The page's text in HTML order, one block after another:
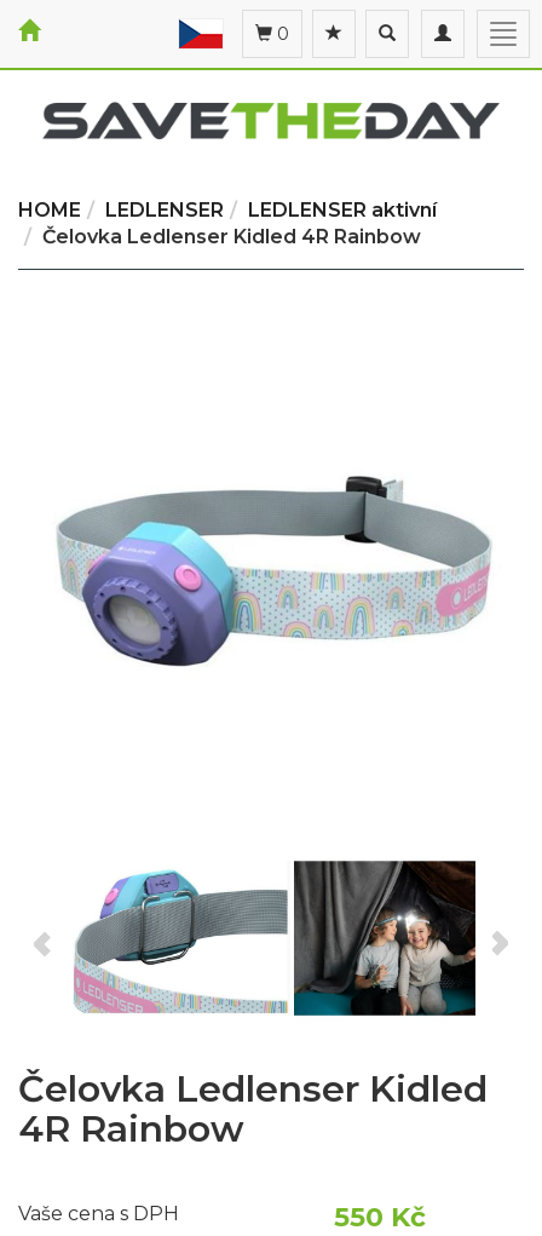
Toggle
navigation
Toggle
search
0
HOME LEDLENSER
LEDLENSER aktivní
Čelovka Ledlenser Kidled 4R Rainbow
Čelovka Ledlenser Kidled
4R Rainbow
Vaše cena s DPH 550 Kč